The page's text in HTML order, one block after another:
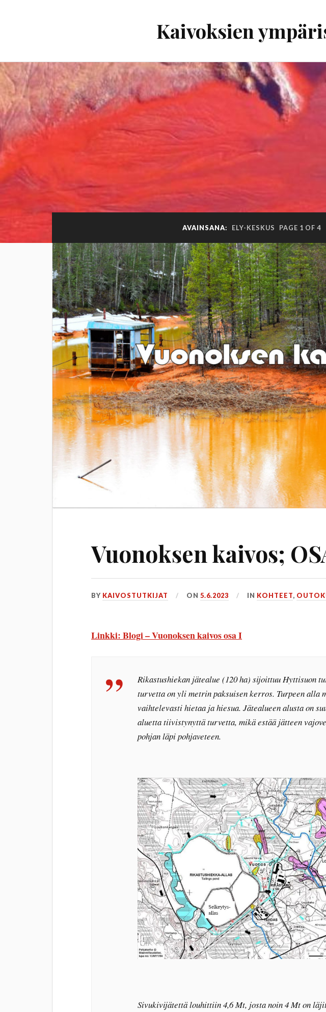
Kaivoksien
AVAINSANA: ELY-KESKUS PAGE 1 OF 4
Vuonoksen kaivos;
BY KAIVOSTUTKIJAT ON5.6.2023 IN KOHTEET,
Linkki: Blogi – Vuonoksen kaivos osa I
Rikastushiekan jätealue (120 ha) sijoittuu Hyttisuon
turvetta on yli metrin paksuisen kerros. Turpeen alla
vaihtelevasti hietaa ja hiesua. Jätealueen alusta on
aluetta tiivistynyttä turvetta, mikä estää jätteen
pohjan läpi pohjaveteen.
Sivukivijätettä louhittiin 4,6 Mt, josta noin 4 Mt on